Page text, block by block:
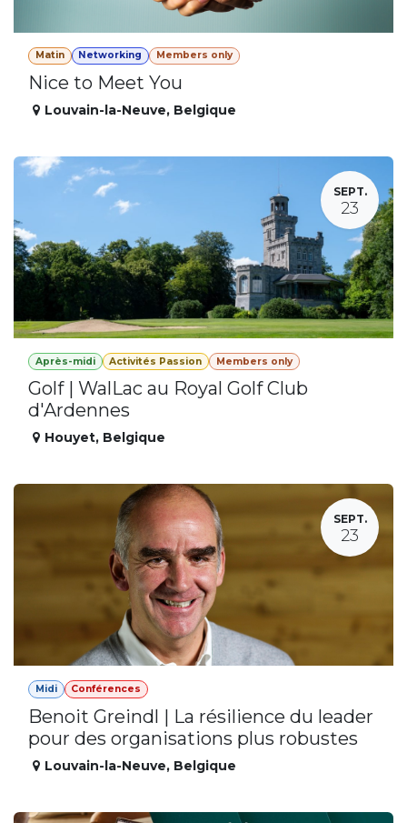
Matin Networking Members only
Nice to Meet You
Louvain-la-Neuve, Belgique
SEPT.
23
Après-midi Activités Passion Members only
Golf | WalLac au Royal Golf Club
d'Ardennes
Houyet, Belgique
SEPT.
23
Midi Conférences
Benoit Greindl | La résilience du leader
pour des organisations plus robustes
Louvain-la-Neuve, Belgique